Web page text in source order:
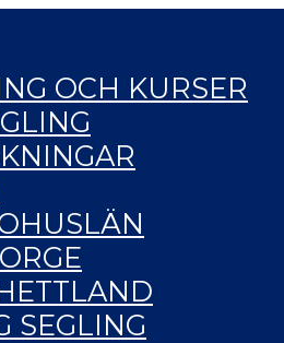
OCH KURSER
SEGLING